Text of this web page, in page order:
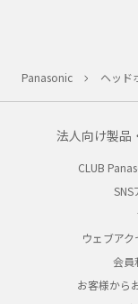
Panasonic ヘッド
法人向け製品
CLUB
ウェブア
会員
お客様から